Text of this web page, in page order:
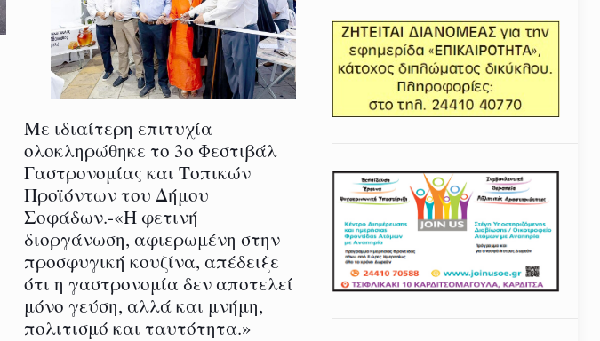
Με ιδιαίτερη επιτυχία
ολοκληρώθηκε το 3ο Φεστιβάλ
Γαστρονομίας και Τοπικών
Προϊόντων του Δήμου
Σοφάδων.-«Η φετινή
διοργάνωση, αφιερωμένη στην
προσφυγική κουζίνα, απέδειξε
ότι η γαστρονομία δεν αποτελεί
μόνο γεύση, αλλά και μνήμη,
πολιτισμό και ταυτότητα.»